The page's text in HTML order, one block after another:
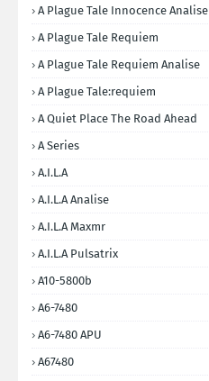
A Plague Tale Innocence Analise
A Plague Tale Requiem
A Plague Tale Requiem Analise
A Plague Tale:requiem
A Quiet Place The Road Ahead
A Series
A.I.L.A
A.I.L.A Analise
A.I.L.A Maxmr
A.I.L.A Pulsatrix
A10-5800b
A6-7480
A6-7480 APU
A67480